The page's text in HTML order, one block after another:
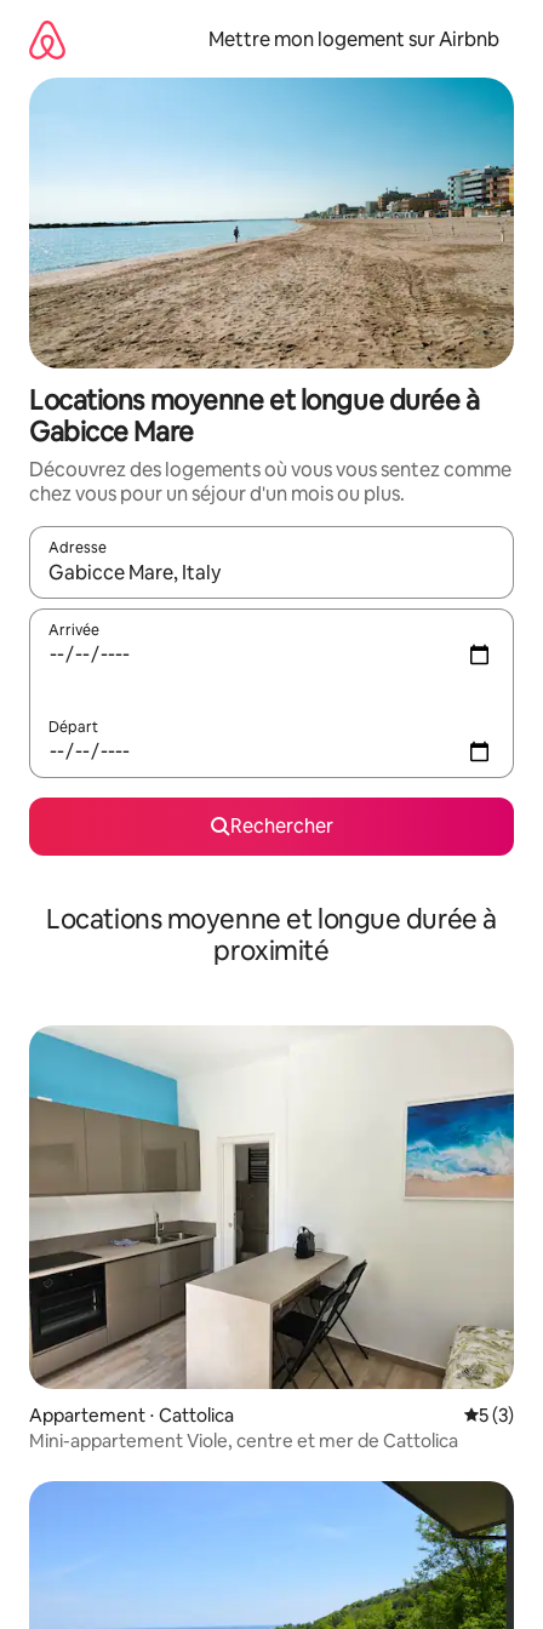
directement
contenu
Mettre mon logement sur Airbnb
Locations moyenne et longue durée à
Gabicce Mare
Découvrez des logements où vous vous sentez comme
chez vous pour un séjour d'un mois ou plus.
Adresse
Lorsque les résultats s'affichent, utilisez les flèches vers le
Arrivée
Départ
Rechercher
Locations moyenne et longue durée à
proximité
Appartement ⋅ Cattolica
5 (3)
Mini-appartement Viole, centre et mer de Cattolica